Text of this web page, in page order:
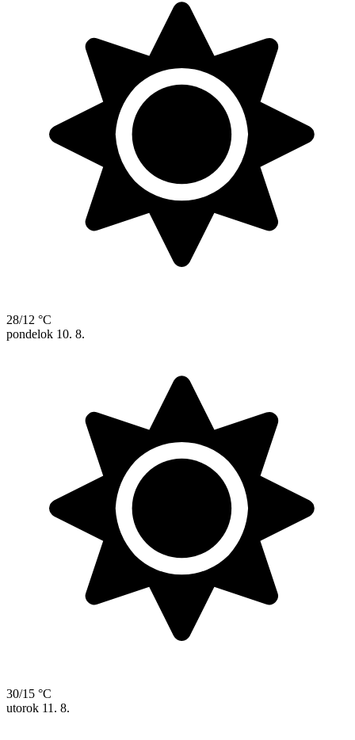
28/12 °C
pondelok 10. 8.
30/15 °C
utorok 11. 8.